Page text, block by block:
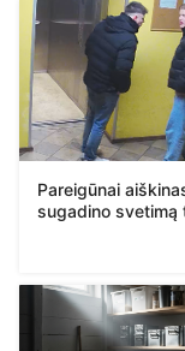
Pareigūnai
sugadino svetimą